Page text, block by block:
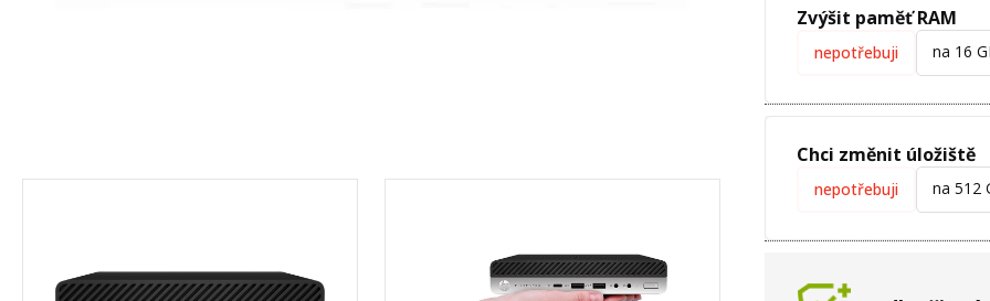
Zvýšit paměť RAM
nepotřebuji na 16
Chci změnit úložiště
nepotřebuji na 512